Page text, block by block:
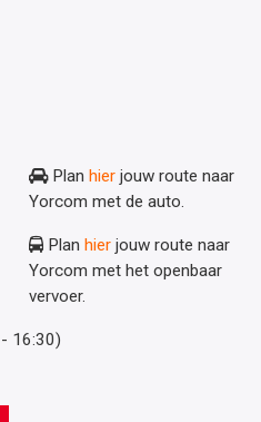
Plan hier jouw route naar
Yorcom met de auto.
Plan hier jouw route naar
Yorcom met het openbaar
vervoer.
16:30)